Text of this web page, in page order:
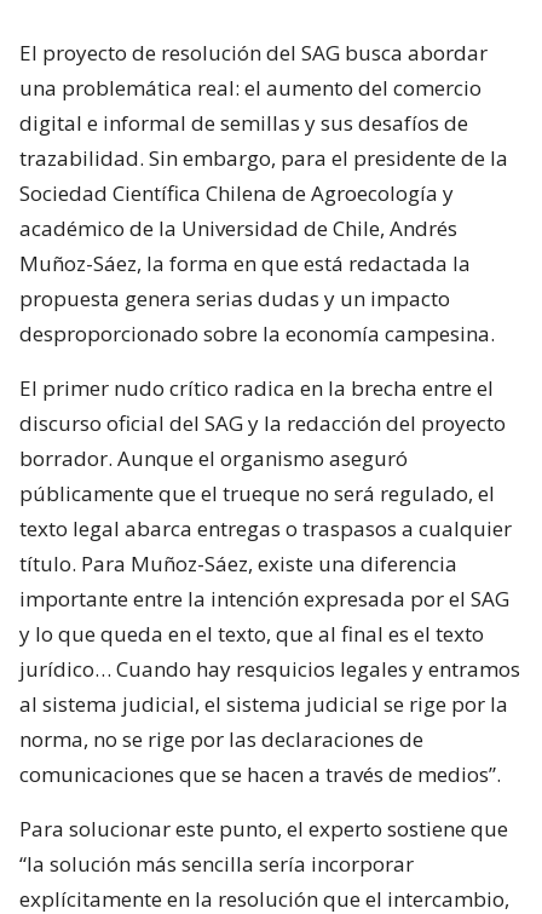
El proyecto de resolución del SAG busca abordar
una problemática real: el aumento del comercio
digital e informal de semillas y sus desafíos de
trazabilidad. Sin embargo, para el presidente de la
Sociedad Científica Chilena de Agroecología y
académico de la Universidad de Chile, Andrés
Muñoz-Sáez, la forma en que está redactada la
propuesta genera serias dudas y un impacto
desproporcionado sobre la economía campesina.
El primer nudo crítico radica en la brecha entre el
discurso oficial del SAG y la redacción del proyecto
borrador. Aunque el organismo aseguró
públicamente que el trueque no será regulado, el
texto legal abarca entregas o traspasos a cualquier
título. Para Muñoz-Sáez, existe una diferencia
importante entre la intención expresada por el SAG
y lo que queda en el texto, que al final es el texto
jurídico… Cuando hay resquicios legales y entramos
al sistema judicial, el sistema judicial se rige por la
norma, no se rige por las declaraciones de
comunicaciones que se hacen a través de medios”.
Para solucionar este punto, el experto sostiene que
“la solución más sencilla sería incorporar
explícitamente en la resolución que el intercambio,